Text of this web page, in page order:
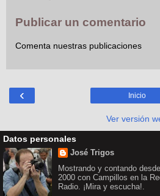
Publicar un comentario
Comenta nuestras publicaciones
‹ Inicio
Ver versión
Datos personales
José Trigos
Mostrando y contando
2000 con Campillos en la
Radio. ¡Mira y escucha!.